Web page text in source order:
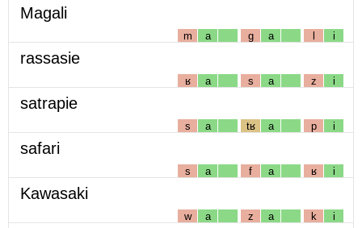
Magali
m a g a l i
rassasie
ʁ a s a z i
satrapie
s a tʁ a p i
safari
s a f a ʁ i
Kawasaki
w a z a k i